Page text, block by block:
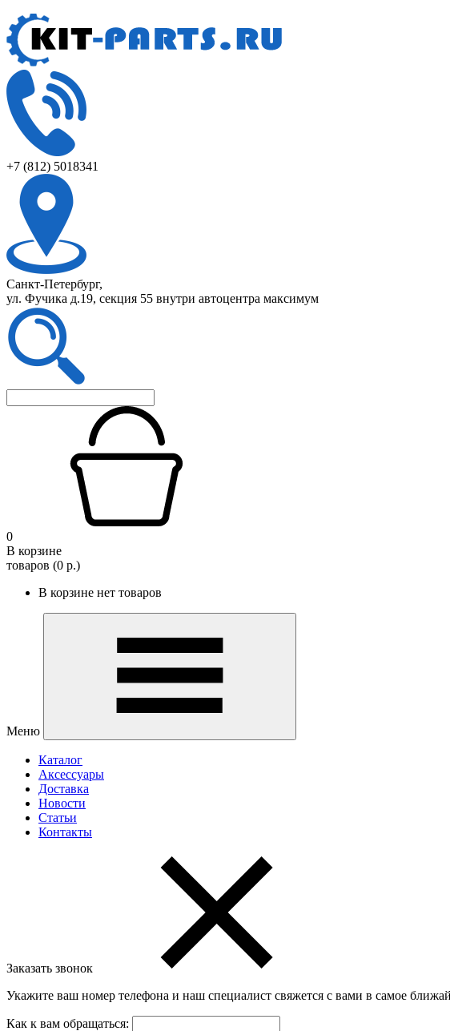
+7 (812) 5018341
Санкт-Петербург,
ул. Фучика д.19, секция 55 внутри автоцентра максимум
0
В корзине
товаров (0 р.)
В корзине нет товаров
Меню
Каталог
Аксессуары
Доставка
Новости
Статьи
Контакты
Заказать звонок
Укажите ваш номер телефона и наш специалист свяжется с вами в самое
Как к вам обращаться: